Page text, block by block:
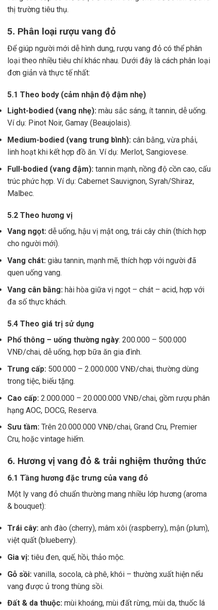
thị trường tiêu thụ.
5. Phân loại rượu vang đỏ
Để giúp người mới dễ hình dung, rượu vang đỏ có thể phân
loại theo nhiều tiêu chí khác nhau. Dưới đây là cách phân loại
đơn giản và thực tế nhất:
5.1 Theo body (cảm nhận độ đậm nhẹ)
Light-bodied (vang nhẹ): màu sắc sáng, ít tannin, dễ uống.
Ví dụ: Pinot Noir, Gamay (Beaujolais).
Medium-bodied (vang trung bình): cân bằng, vừa phải,
linh hoạt khi kết hợp đồ ăn. Ví dụ: Merlot, Sangiovese.
Full-bodied (vang đậm): tannin mạnh, nồng độ cồn cao, cấu
trúc phức hợp. Ví dụ: Cabernet Sauvignon, Syrah/Shiraz,
Malbec.
5.2 Theo hương vị
Vang ngọt: dễ uống, hậu vị mật ong, trái cây chín (thích hợp
cho người mới).
Vang chát: giàu tannin, mạnh mẽ, thích hợp với người đã
quen uống vang.
Vang cân bằng: hài hòa giữa vị ngọt – chát – acid, hợp với
đa số thực khách.
5.4 Theo giá trị sử dụng
Phổ thông – uống thường ngày: 200.000 – 500.000
VNĐ/chai, dễ uống, hợp bữa ăn gia đình.
Trung cấp: 500.000 – 2.000.000 VNĐ/chai, thường dùng
trong tiệc, biếu tặng.
Cao cấp: 2.000.000 – 20.000.000 VNĐ/chai, gồm rượu phân
hạng AOC, DOCG, Reserva.
Sưu tầm: Trên 20.000.000 VNĐ/chai, Grand Cru, Premier
Cru, hoặc vintage hiếm.
6. Hương vị vang đỏ & trải nghiệm thưởng thức
6.1 Tầng hương đặc trưng của vang đỏ
Một ly vang đỏ chuẩn thường mang nhiều lớp hương (aroma
& bouquet):
Trái cây: anh đào (cherry), mâm xôi (raspberry), mận (plum),
việt quất (blueberry).
Gia vị: tiêu đen, quế, hồi, thảo mộc.
Gỗ sồi: vanilla, socola, cà phê, khói – thường xuất hiện nếu
vang được ủ trong thùng sồi.
Đất & da thuộc: mùi khoáng, mùi đất rừng, mùi da, thuốc lá